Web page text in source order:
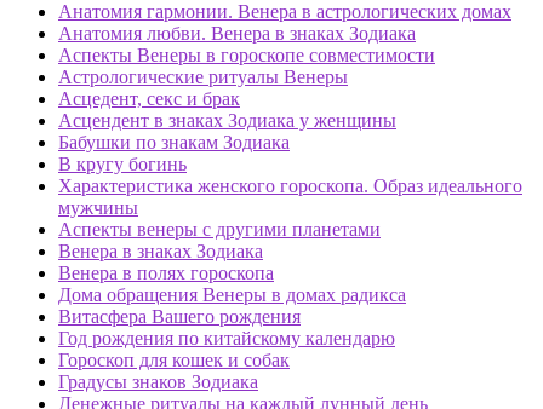
Анатомия гармонии. Венера в астрологических домах
Анатомия любви. Венера в знаках Зодиака
Аспекты Венеры в гороскопе совместимости
Астрологические ритуалы Венеры
Асцедент, секс и брак
Асцендент в знаках Зодиака у женщины
Бабушки по знакам Зодиака
В кругу богинь
Характеристика женского гороскопа. Образ идеального
мужчины
Аспекты венеры с другими планетами
Венера в знаках Зодиака
Венера в полях гороскопа
Дома обращения Венеры в домах радикса
Витасфера Вашего рождения
Год рождения по китайскому календарю
Гороскоп для кошек и собак
Градусы знаков Зодиака
Денежные ритуалы на каждый лунный день